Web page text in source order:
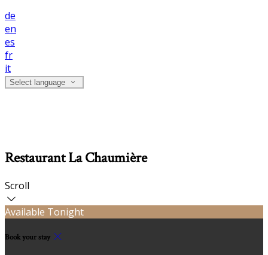
de
en
es
fr
it
Select language
Restaurant La Chaumière
Scroll
Available Tonight
Book your stay